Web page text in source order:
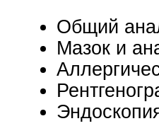
Общий
Мазок и